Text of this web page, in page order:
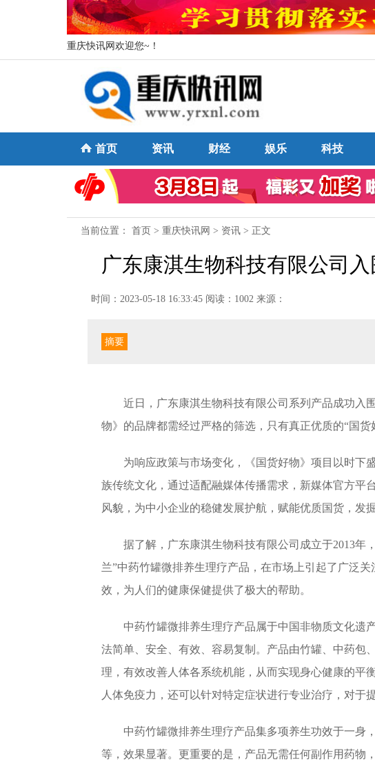
重庆快讯网欢迎您~！
首页 资讯 财经 娱乐 科技
当前位置： 首页 > 重庆快讯网 > 资讯 > 正文
广东康淇生物科技有限公司
时间：2023-05-18 16:33:45 阅读：1002 来源：
摘要
近日，广东康淇生物科技有限公司系列产品成功入
物》的品牌都需经过严格的筛选，只有真正优质的“国货
为响应政策与市场变化，《国货好物》项目以时下
族传统文化，通过适配融媒体传播需求，新媒体官方平
风貌，为中小企业的稳健发展护航，赋能优质国货，发
据了解，广东康淇生物科技有限公司成立于2013年
兰”中药竹罐微排养生理疗产品，在市场上引起了广泛
效，为人们的健康保健提供了极大的帮助。
中药竹罐微排养生理疗产品属于中国非物质文化遗
法简单、安全、有效、容易复制。产品由竹罐、中药包
理，有效改善人体各系统机能，从而实现身心健康的平
人体免疫力，还可以针对特定症状进行专业治疗，对于
中药竹罐微排养生理疗产品集多项养生功效于一身
等，效果显著。更重要的是，产品无需任何副作用药物